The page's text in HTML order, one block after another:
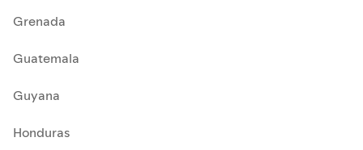
Grenada
Guatemala
Guyana
Honduras